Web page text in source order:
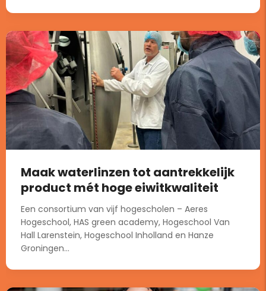
Maak waterlinzen tot aantrekkelijk
product mét hoge eiwitkwaliteit
Een consortium van vijf hogescholen – Aeres
Hogeschool, HAS green academy, Hogeschool Van
Hall Larenstein, Hogeschool Inholland en Hanze
Groningen...